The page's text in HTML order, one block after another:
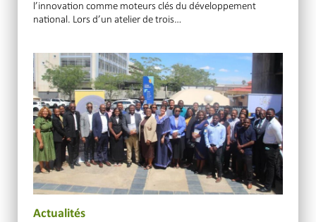
l’innovation comme moteurs clés du développement
national. Lors d’un atelier de trois…
Actualités